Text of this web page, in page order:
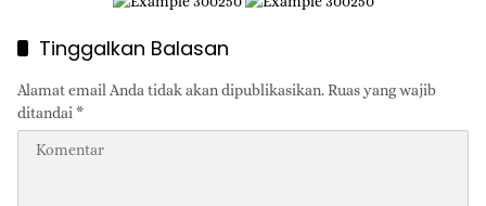
Tinggalkan Balasan
Alamat email Anda tidak akan dipublikasikan.Ruas yang wajib
ditandai*